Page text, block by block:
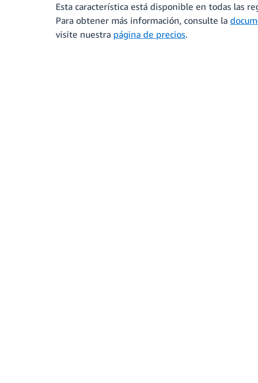
Esta característica está disponible en todas las
Para obtener más información, consulte la
visite nuestra página de precios.